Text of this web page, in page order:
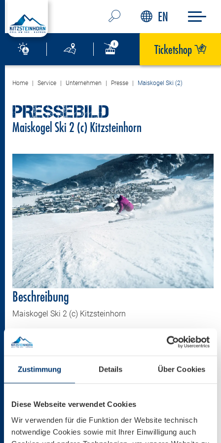
Zustimmung Details Über Cookies
Diese Webseite verwendet Cookies
Wir verwenden für die Funktion der Website technisch
notwendige Cookies sowie mit Ihrer Einwilligung auch
Ticketshop
EN
Home Service Unternehmen Presse Maiskogel Ski (2)
PRESSEBILD
Maiskogel Ski 2 (c) Kitzsteinhorn
Beschreibung
Maiskogel Ski 2 (c) Kitzsteinhorn
Größe
Download